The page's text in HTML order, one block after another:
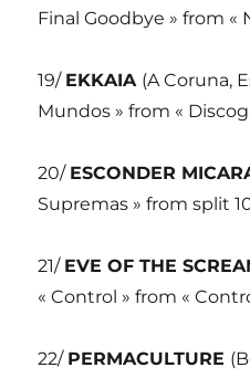
Final Goodbye » from «
19/ EKKAIA (A Coruna,
Mundos » from «
20/ ESCONDER
Supremas » from split
21/ EVE OF THE
« Control » from «
22/ PERMACULTURE